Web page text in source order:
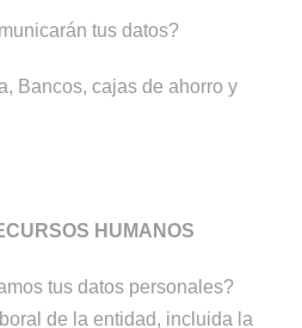
tus datos?
Bancos, cajas de ahorro y
HUMANOS
tus datos personales?
de la entidad, incluida la